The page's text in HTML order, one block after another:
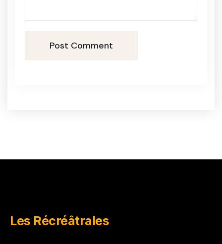
Post Comment
Les Récréâtrales